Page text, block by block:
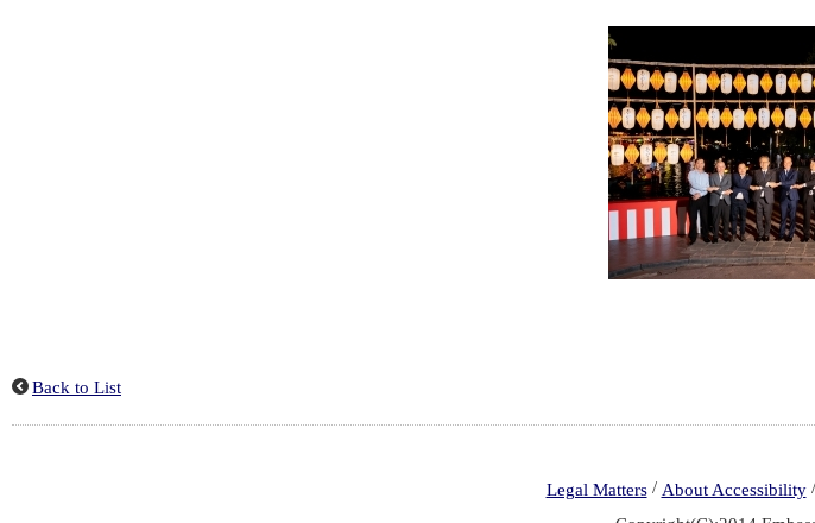
Back to List
Legal Matters / About Accessibility /